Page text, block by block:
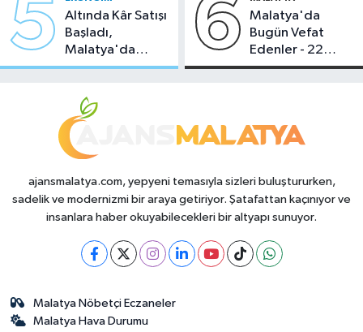
5
Altında Kâr Satışı
Başladı,
Malatya'da
Makas Ne
6
Malatya'da
Bugün Vefat
Edenler - 22
Temmuz 2026
ajansmalatya.com, yepyeni temasıyla sizleri buluştururken,
sadelik ve modernizmi bir araya getiriyor. Şatafattan kaçınıyor ve
insanlara haber okuyabilecekleri bir altyapı sunuyor.
Malatya Nöbetçi Eczaneler
Malatya Hava Durumu